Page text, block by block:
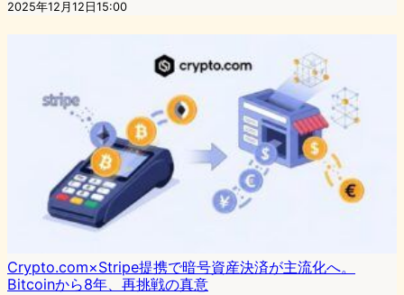
2025年12月12日15:00
Crypto.com×Stripe提携で暗号資産決済が主流化へ。
Bitcoinから8年、再挑戦の真意